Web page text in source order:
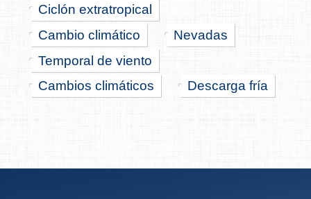
Ciclón extratropical
Cambio climático
Nevadas
Temporal de viento
Cambios climáticos Descarga fría